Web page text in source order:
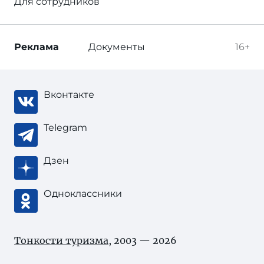
16+
Реклама Документы
Вконтакте
Telegram
Дзен
Одноклассники
Тонкости туризма, 2003 — 2026